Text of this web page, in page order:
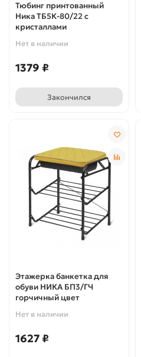
Тюбинг принтованный
Ника ТБ5К-80/22 с
кристаллами
Нет в наличии
1379 ₽
Закончился
Этажерка банкетка для
обуви НИКА БП3/ГЧ
горчичный цвет
Нет в наличии
1627 ₽